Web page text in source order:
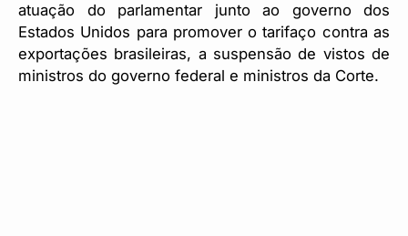
atuação do parlamentar junto ao governo dos
Estados Unidos para promover o tarifaço contra as
exportações brasileiras, a suspensão de vistos de
ministros do governo federal e ministros da Corte.